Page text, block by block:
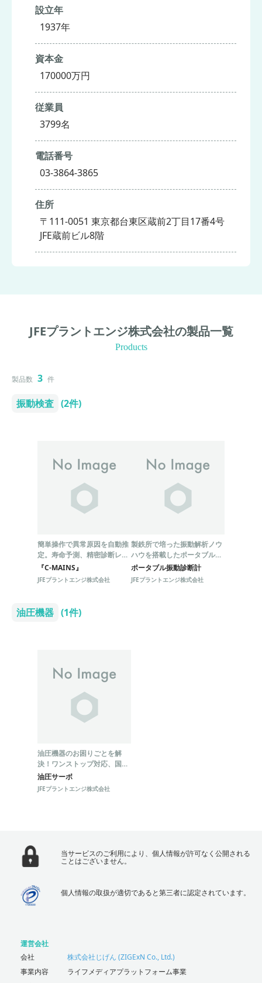
設立年
1937年
資本金
170000万円
従業員
3799名
電話番号
03-3864-3865
住所
〒111-0051 東京都台東区蔵前2丁目17番4号
JFE蔵前ビル8階
JFEプラントエンジ株式会社の製品一覧
Products
製品数 3 件
振動検査 (2件)
簡単操作で異常原因を自動推
定。寿命予測、精密診断レポ
ート作成！神童君シリーズ
『C-MAINS』
JFEプラントエンジ株式会社
製鉄所で培った振動解析ノウ
ハウを搭載したポータブル振
動診断計
ポータブル振動診断計
JFEプラントエンジ株式会社
油圧機器 (1件)
油圧機器のお困りごとを解
決！ワンストップ対応、国産
化、低ランニングコストを実
現！
油圧サーボ
JFEプラントエンジ株式会社
当サービスのご利用により、個人情報が許可なく公開される
ことはございません。
個人情報の取扱が適切であると第三者に認定されています。
運営会社
会社
株式会社じげん (ZIGExN Co., Ltd.)
事業内容
ライフメディアプラットフォーム事業